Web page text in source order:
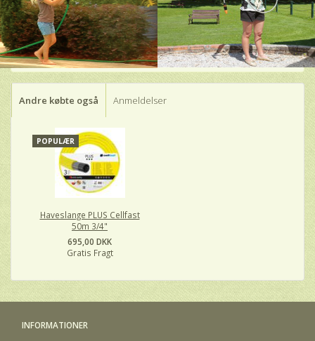
Andre købte også Anmeldelser
POPULÆR
Haveslange PLUS Cellfast
50m 3/4"
695,00 DKK
Gratis Fragt
INFORMATIONER